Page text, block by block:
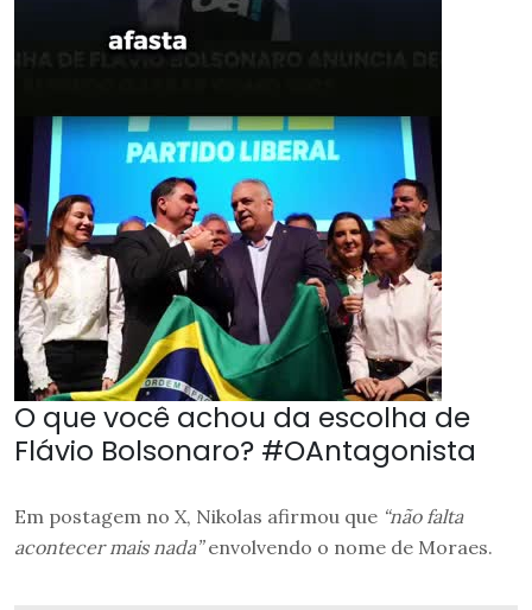
O que você achou da escolha de
Flávio Bolsonaro? #OAntagonista
Em postagem no X, Nikolas afirmou que “não falta
acontecer mais nada”envolvendo o nome de Moraes.